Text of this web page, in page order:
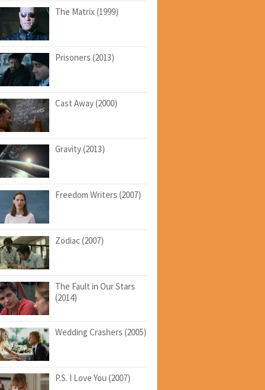
The Matrix (1999)
Prisoners (2013)
Cast Away (2000)
Gravity (2013)
Freedom Writers (2007)
Zodiac (2007)
The Fault in Our Stars
(2014)
Wedding Crashers (2005)
P.S. I Love You (2007)